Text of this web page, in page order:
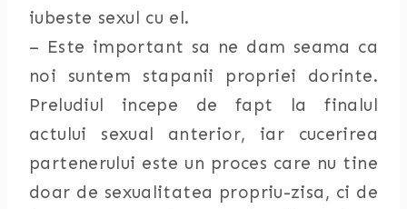
iubeste sexul cu el.
– Este important sa ne dam seama ca
noi suntem stapanii propriei dorinte.
Preludiul incepe de fapt la finalul
actului sexual anterior, iar cucerirea
partenerului este un proces care nu tine
doar de sexualitatea propriu-zisa, ci de